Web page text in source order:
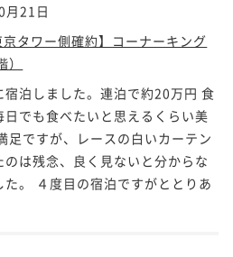
月21日
京タワー側確約】コーナーキング
泊しました。連泊で約20万円 食
でも食べたいと思えるくらい美
足ですが、レースの白いカーテン
は残念、良く見ないと分からな
。 ４度目の宿泊ですがととりあ